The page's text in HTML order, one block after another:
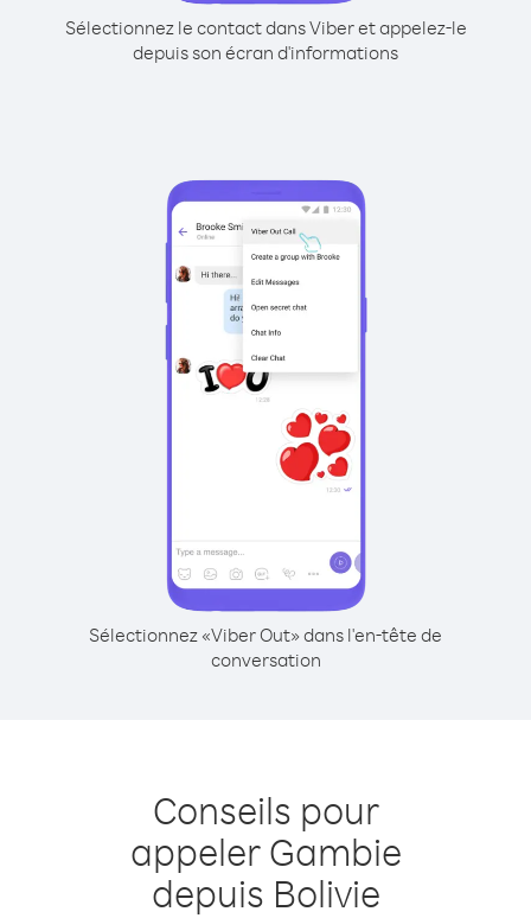
Sélectionnez le contact dans Viber et appelez-le
depuis son écran d'informations
Sélectionnez «Viber Out» dans l'en-tête de
conversation
Conseils pour
appeler Gambie
depuis Bolivie